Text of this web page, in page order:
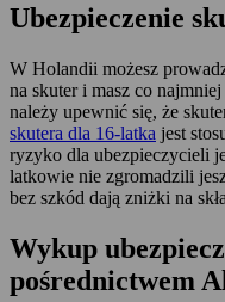
Ubezpieczenie
W Holandii możesz
na skuter i masz co
należy upewnić się, że
skutera dla 16-latka jest
ryzyko dla ubezpieczycieli
latkowie nie zgromadzili
bez szkód dają zniżki na
Wykup
pośrednictwem